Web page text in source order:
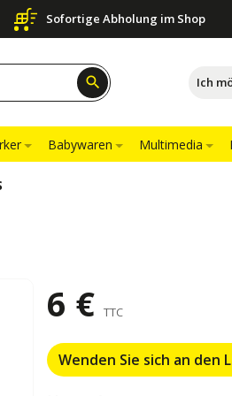
Sofortige Abholung im Shop
search Ich
Babywaren Multimedia
6 € TTC
Wenden Sie sich an den